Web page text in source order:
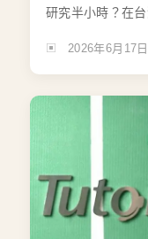
研究半小時？在
2026年6月17日